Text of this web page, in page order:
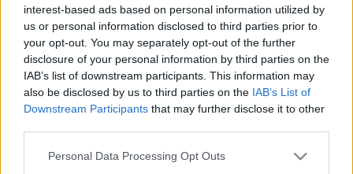
interest-based ads based on personal information utilized by
us or personal information disclosed to third parties prior to
your opt-out. You may separately opt-out of the further
disclosure of your personal information by third parties on the
IAB’s list of downstream participants. This information may
also be disclosed by us to third parties on the IAB’s List of
Downstream Participants that may further disclose it to other
Please note that this website/app uses one or more Google
Personal Data Processing Opt Outs
Országos hírek
Amire többmillióan vártunk: szombattól
másodfokúra csökken a riasztás
Országos hírek
Kecskeméten is szakirányú
Egyetem